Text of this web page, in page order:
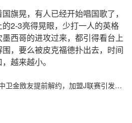
旗晃，有人已经开始唱国歌了，
2-3亮得晃眼，少打一人的英格
西哥的进攻过来，都引得看台上
，要么被皮克福德扑出去，时间
越来越小。
卫金敃友提前解约，加盟J联赛引发球